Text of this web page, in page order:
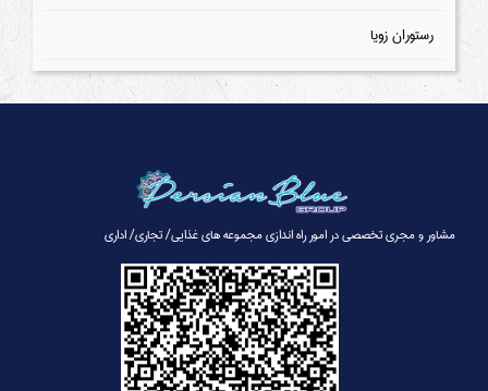
رستوران زویا
مشاور و مجری تخصصی در امور راه اندازی مجموعه های غذایی/ تجاری/ اداری